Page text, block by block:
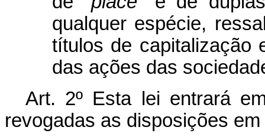
qualquer espécie,
títulos de capitalização
das ações das
Art. 2º Esta lei entrará
revogadas as disposições